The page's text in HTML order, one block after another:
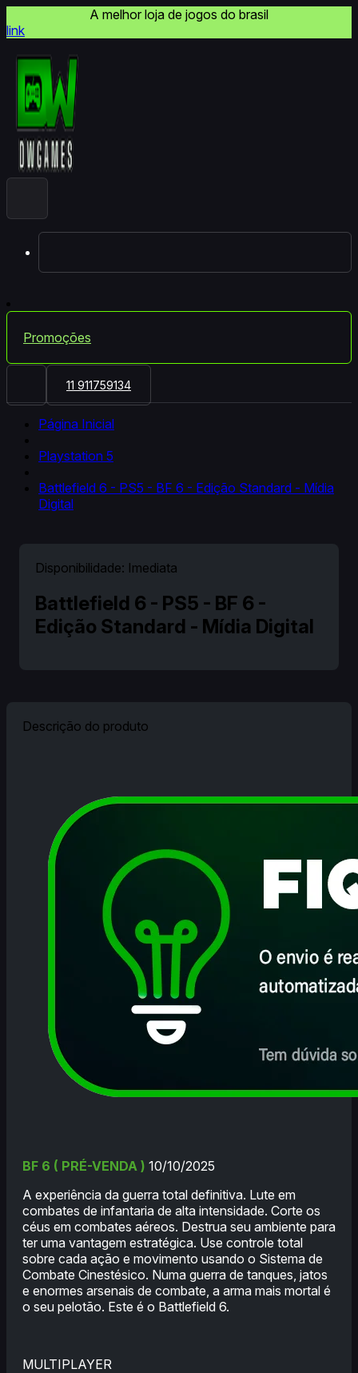
A melhor loja de jogos do brasil
link
Promoções
11 911759134
Página Inicial
Playstation 5
Battlefield 6 - PS5 - BF 6 - Edição Standard - Mídia
Digital
Disponibilidade: Imediata
Battlefield 6 - PS5 - BF 6 -
Edição Standard - Mídia Digital
Descrição do produto
BF 6 ( PRÉ-VENDA ) 10/10/2025
A experiência da guerra total definitiva. Lute em
combates de infantaria de alta intensidade. Corte os
céus em combates aéreos. Destrua seu ambiente para
ter uma vantagem estratégica. Use controle total
sobre cada ação e movimento usando o Sistema de
Combate Cinestésico. Numa guerra de tanques, jatos
e enormes arsenais de combate, a arma mais mortal é
o seu pelotão. Este é o Battlefield 6.
MULTIPLAYER